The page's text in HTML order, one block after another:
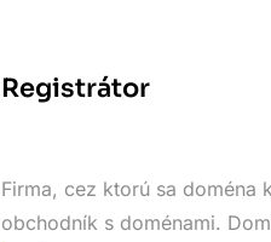
Registrátor
Firma, cez ktorú sa doména
obchodník s doménami.